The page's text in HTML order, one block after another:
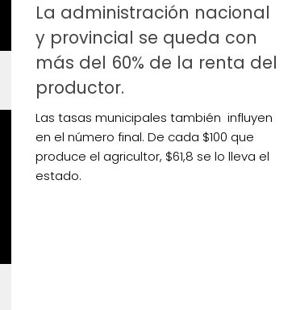
La administración nacional
y provincial se queda con
más del 60% de la renta del
productor.
Las tasas municipales también influyen
en el número final. De cada $100 que
produce el agricultor, $61,8 se lo lleva el
estado.